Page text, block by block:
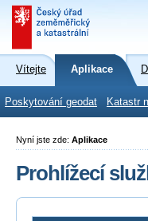
Vítejte Aplikace
Poskytování geodat Katastr
Nyní jste zde: Aplikace
Prohlížecí